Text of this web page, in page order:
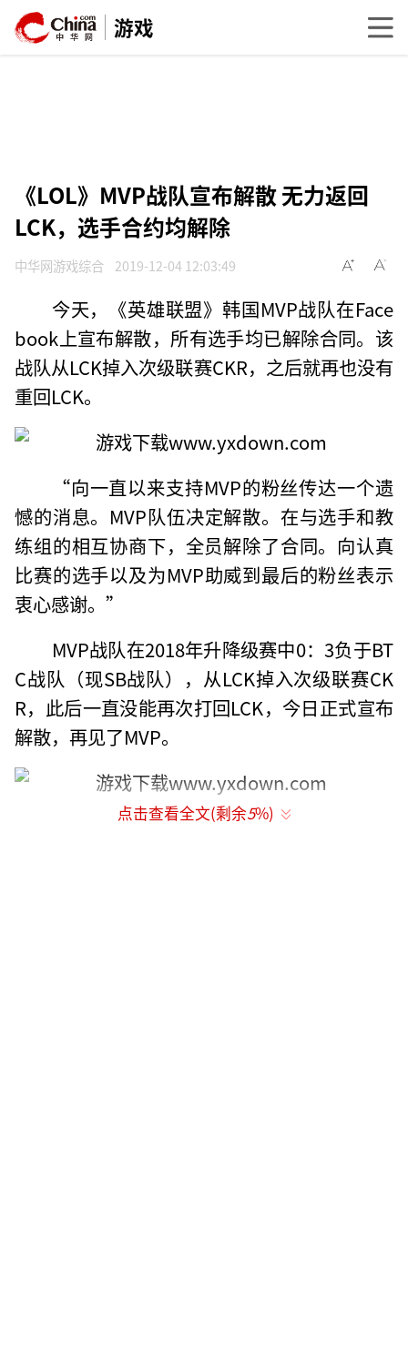
游戏
《LOL》MVP战队宣布解散 无力返回
LCK，选手合约均解除
中华网游戏综合 2019-12-04 12:03:49
今天，《英雄联盟》韩国MVP战队在Face
book上宣布解散，所有选手均已解除合同。该
战队从LCK掉入次级联赛CKR，之后就再也没有
重回LCK。
“向一直以来支持MVP的粉丝传达一个遗
憾的消息。MVP队伍决定解散。在与选手和教
练组的相互协商下，全员解除了合同。向认真
比赛的选手以及为MVP助威到最后的粉丝表示
衷心感谢。”
MVP战队在2018年升降级赛中0：3负于BT
C战队（现SB战队），从LCK掉入次级联赛CK
R，此后一直没能再次打回LCK，今日正式宣布
解散，再见了MVP。
（责任编辑：黄鹏 CG001）
点击查看全文(剩余5%)